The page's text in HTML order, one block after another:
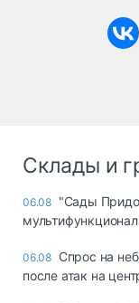
Склады и
06.08 "Сады
06.08 Спрос на
после атак на